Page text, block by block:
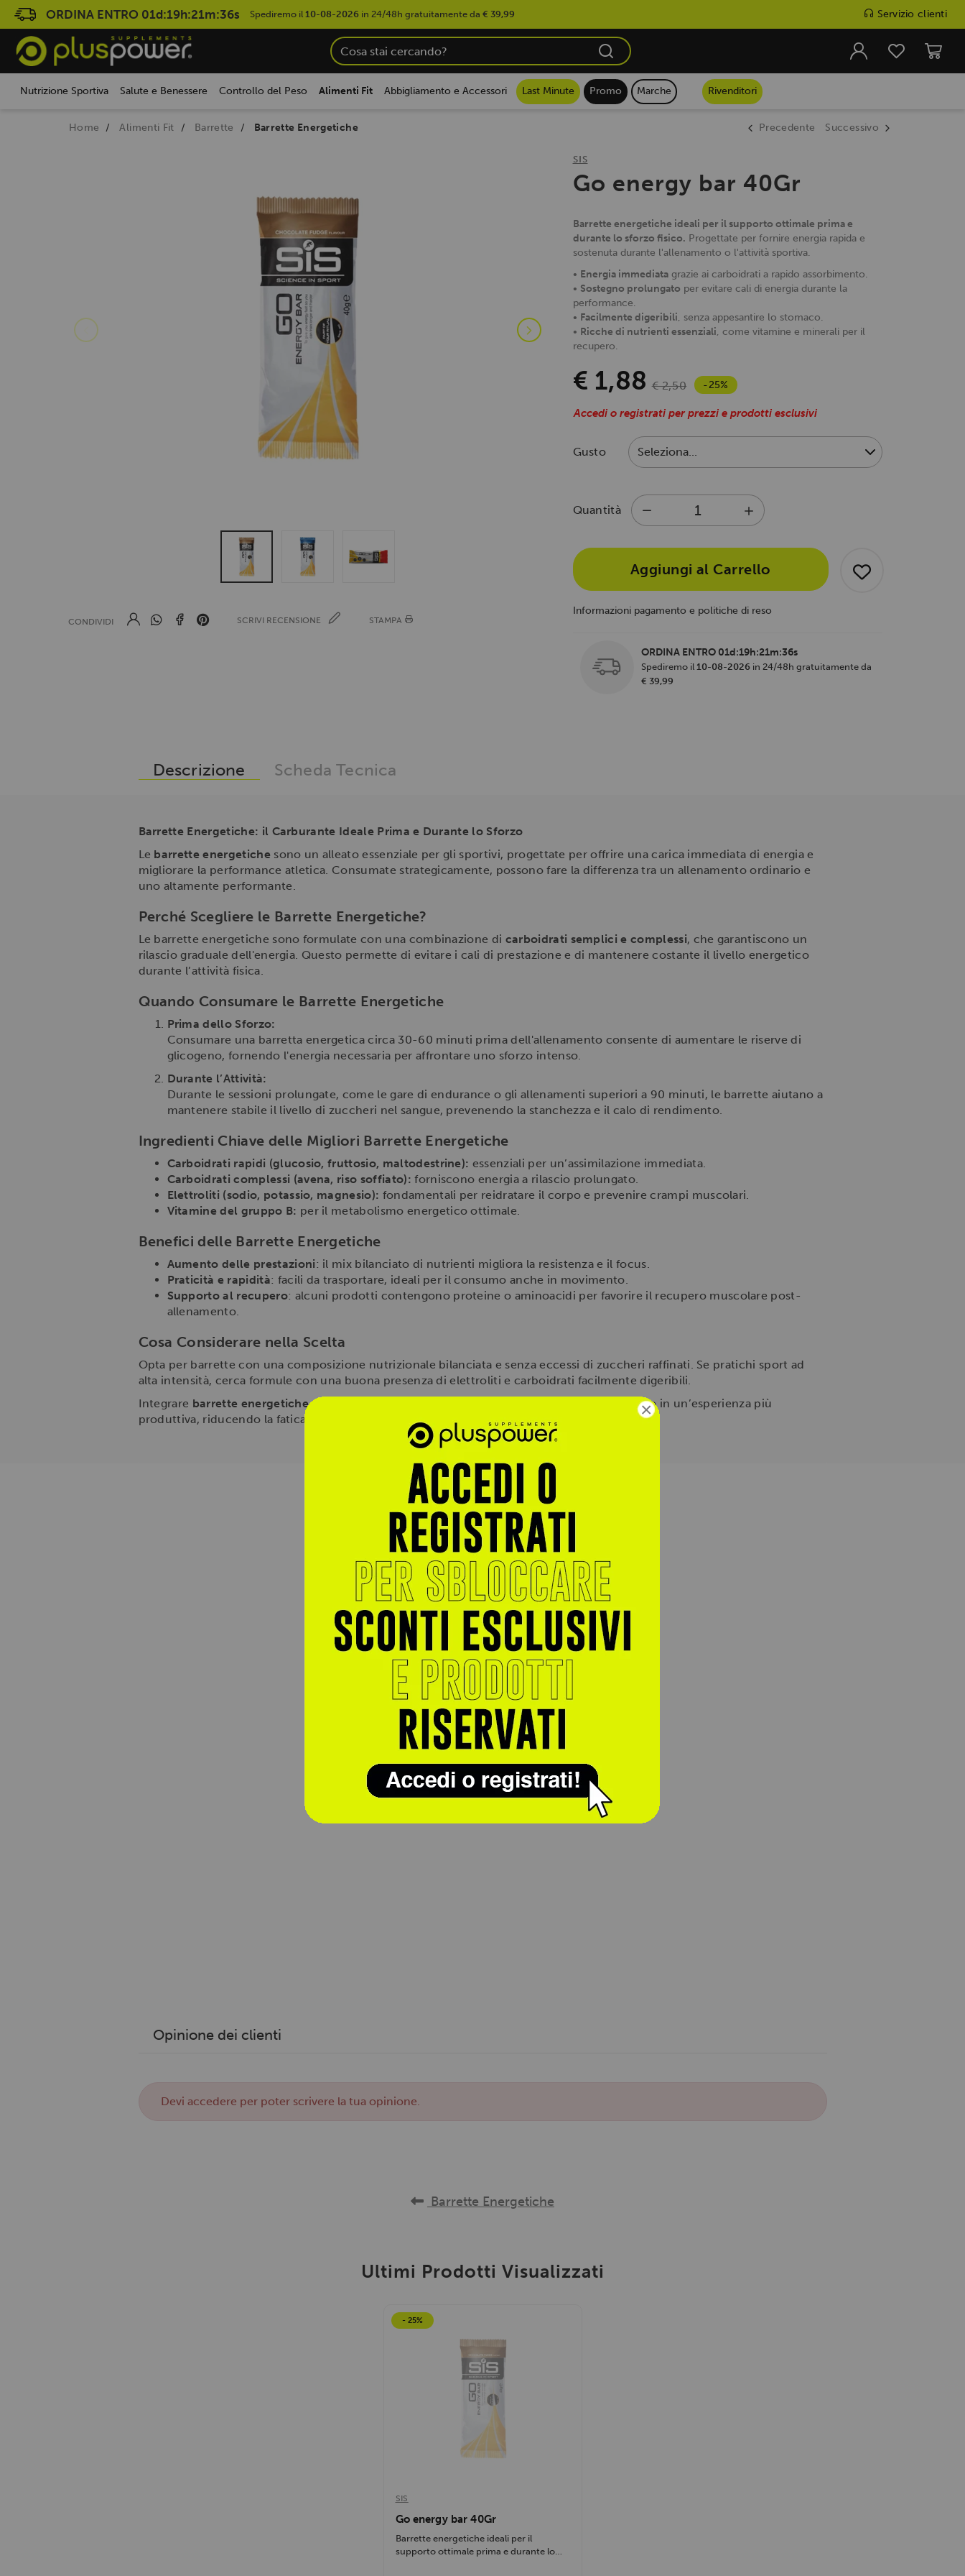
×
ORDINA ENTRO 01d:19h:21m:35s Spediremo il 10-08-2026 in 24/48h gratuitamente da € 39,99 Servizio clienti
Nutrizione Sportiva Salute e Benessere Controllo del Peso Alimenti Fit Abbigliamento e Accessori Last Minute Promo Marche Rivenditori
Home Alimenti Fit Barrette Barrette Energetiche Precedente Successivo
CONDIVIDI SCRIVI RECENSIONE STAMPA
SIS
Go energy bar 40Gr
Barrette energetiche ideali per il supporto ottimale prima e
durante lo sforzo fisico. Progettate per fornire energia rapida e
sostenuta durante l'allenamento o l'attività sportiva.
• Energia immediatagrazie ai carboidrati a rapido assorbimento.
• Sostegno prolungato per evitare cali di energia durante la
performance.
• Facilmente digeribili, senza appesantire lo stomaco.
• Ricche di nutrienti essenziali, come vitamine e minerali per il
recupero.
€ 1,88 € 2,50 -25%
Accedi o registrati per prezzi e prodotti esclusivi
Gusto
Quantità
Aggiungi al Carrello
Informazioni pagamento e politiche di reso
ORDINA ENTRO 01d:19h:21m:35s
Spediremo il 10-08-2026 in 24/48h gratuitamente da
€ 39,99
Descrizione Scheda Tecnica
Barrette Energetiche: il Carburante Ideale Prima e Durante lo Sforzo
Le barrette energetichesono un alleato essenziale per gli sportivi, progettate per offrire una carica immediata di energia e
migliorare la performance atletica. Consumate strategicamente, possono fare la differenza tra un allenamento ordinario e
uno altamente performante.
Perché Scegliere le Barrette Energetiche?
Le barrette energetiche sono formulate con una combinazione di carboidrati semplici e complessi, che garantiscono un
rilascio graduale dell'energia. Questo permette di evitare i cali di prestazione e di mantenere costante il livello energetico
durante l’attività fisica.
Quando Consumare le Barrette Energetiche
Prima dello Sforzo:
Consumare una barretta energetica circa 30-60 minuti prima dell'allenamento consente di aumentare le riserve di
glicogeno, fornendo l'energia necessaria per affrontare uno sforzo intenso.
Durante l’Attività:
Durante le sessioni prolungate, come le gare di endurance o gli allenamenti superiori a 90 minuti, le barrette aiutano a
mantenere stabile il livello di zuccheri nel sangue, prevenendo la stanchezza e il calo di rendimento.
Ingredienti Chiave delle Migliori Barrette Energetiche
Carboidrati rapidi (glucosio, fruttosio, maltodestrine): essenziali per un’assimilazione immediata.
Carboidrati complessi (avena, riso soffiato): forniscono energia a rilascio prolungato.
Elettroliti (sodio, potassio, magnesio): fondamentali per reidratare il corpo e prevenire crampi muscolari.
Vitamine del gruppo B: per il metabolismo energetico ottimale.
Benefici delle Barrette Energetiche
Aumento delle prestazioni: il mix bilanciato di nutrienti migliora la resistenza e il focus.
Praticità e rapidità: facili da trasportare, ideali per il consumo anche in movimento.
Supporto al recupero: alcuni prodotti contengono proteine o aminoacidi per favorire il recupero muscolare post-
allenamento.
Cosa Considerare nella Scelta
Opta per barrette con una composizione nutrizionale bilanciata e senza eccessi di zuccheri raffinati. Se pratichi sport ad
alta intensità, cerca formule con una buona presenza di elettroliti e carboidrati facilmente digeribili.
Integrare barrette energetiche di qualità
nella tua routine può trasformare il tuo allenamento in un’esperienza più
produttiva, riducendo la fatica e massimizzando i risultati.
Opinione dei clienti
Devi accedere per poter scrivere la tua opinione.
Barrette Energetiche
Ultimi Prodotti Visualizzati
- 25%
SIS
Go energy bar 40Gr
Barrette energetiche ideali per il
supporto ottimale prima e durante lo